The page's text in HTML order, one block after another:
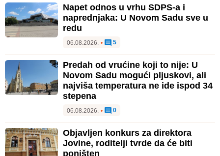
Napet odnos u vrhu SDPS-a i
naprednjaka: U Novom Sadu sve u
redu
06.08.2026. • 5
Predah od vrućine koji to nije: U
Novom Sadu mogući pljuskovi, ali
najviša temperatura ne ide ispod 34
stepena
06.08.2026. • 0
Objavljen konkurs za direktora
Jovine, roditelji tvrde da će biti
poništen